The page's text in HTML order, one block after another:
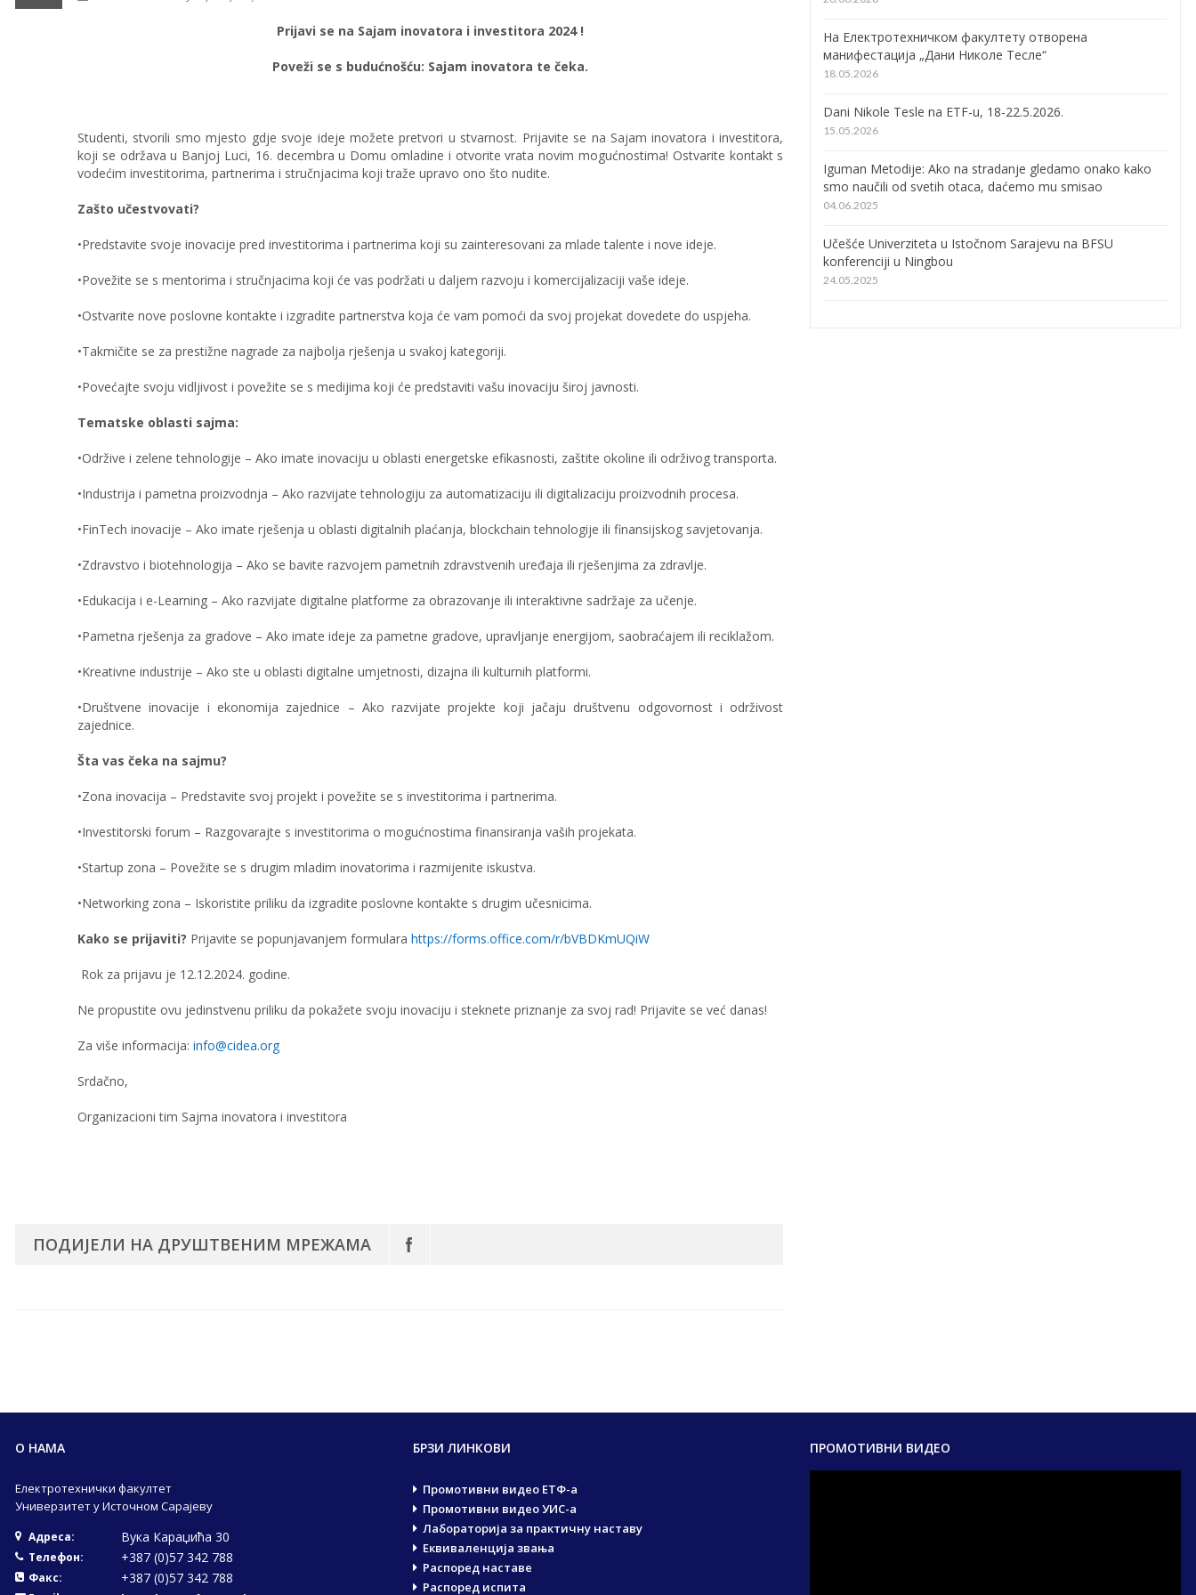
Prijavi se na Sajam inovatora i investitora 2024 !
Poveži se s budućnošću: Sajam inovatora te čeka.
Studenti, stvorili smo mjesto gdje svoje ideje možete pretvori u stvarnost. Prijavite se na Sajam inovatora i investitora,
koji se održava u Banjoj Luci, 16. decembra u Domu omladine i otvorite vrata novim mogućnostima! Ostvarite kontakt s
vodećim investitorima, partnerima i stručnjacima koji traže upravo ono što nudite.
Zašto učestvovati?
•Predstavite svoje inovacije pred investitorima i partnerima koji su zainteresovani za mlade talente i nove ideje.
•Povežite se s mentorima i stručnjacima koji će vas podržati u daljem razvoju i komercijalizaciji vaše ideje.
•Ostvarite nove poslovne kontakte i izgradite partnerstva koja će vam pomoći da svoj projekat dovedete do uspjeha.
•Takmičite se za prestižne nagrade za najbolja rješenja u svakoj kategoriji.
•Povećajte svoju vidljivost i povežite se s medijima koji će predstaviti vašu inovaciju široj javnosti.
Tematske oblasti sajma:
•Održive i zelene tehnologije – Ako imate inovaciju u oblasti energetske efikasnosti, zaštite okoline ili održivog transporta.
•Industrija i pametna proizvodnja – Ako razvijate tehnologiju za automatizaciju ili digitalizaciju proizvodnih procesa.
•FinTech inovacije – Ako imate rješenja u oblasti digitalnih plaćanja, blockchain tehnologije ili finansijskog savjetovanja.
•Zdravstvo i biotehnologija – Ako se bavite razvojem pametnih zdravstvenih uređaja ili rješenjima za zdravlje.
•Edukacija i e-Learning – Ako razvijate digitalne platforme za obrazovanje ili interaktivne sadržaje za učenje.
•Pametna rješenja za gradove – Ako imate ideje za pametne gradove, upravljanje energijom, saobraćajem ili reciklažom.
•Kreativne industrije – Ako ste u oblasti digitalne umjetnosti, dizajna ili kulturnih platformi.
•Društvene inovacije i ekonomija zajednice – Ako razvijate projekte koji jačaju društvenu odgovornost i održivost
zajednice.
Šta vas čeka na sajmu?
•Zona inovacija – Predstavite svoj projekt i povežite se s investitorima i partnerima.
•Investitorski forum – Razgovarajte s investitorima o mogućnostima finansiranja vaših projekata.
•Startup zona – Povežite se s drugim mladim inovatorima i razmijenite iskustva.
•Networking zona – Iskoristite priliku da izgradite poslovne kontakte s drugim učesnicima.
Kako se prijaviti? Prijavite se popunjavanjem formulara https://forms.office.com/r/bVBDKmUQiW
Rok za prijavu je 12.12.2024. godine.
Ne propustite ovu jedinstvenu priliku da pokažete svoju inovaciju i steknete priznanje za svoj rad! Prijavite se već danas!
Za više informacija: info@cidea.org
Srdačno,
Organizacioni tim Sajma inovatora i investitora
ПОДИЈЕЛИ НА ДРУШТВЕНИМ МРЕЖАМА
На Електротехничком факултету отворена
манифестација „Дани Николе Тесле“
18.05.2026
Dani Nikole Tesle na ETF-u, 18-22.5.2026.
15.05.2026
Iguman Metodije: Ako na stradanje gledamo onako kako
smo naučili od svetih otaca, daćemo mu smisao
04.06.2025
Učešće Univerziteta u Istočnom Sarajevu na BFSU
konferenciji u Ningbou
24.05.2025
О НАМА
Електротехнички факултет
Универзитет у Источном Сарајеву
Адреса: Вука Караџића 30
Телефон: +387 (0)57 342 788
Факс: +387 (0)57 342 788
БРЗИ ЛИНКОВИ
Промотивни видео ЕТФ-а
Промотивни видео УИС-а
Лабораторија за практичну наставу
Еквиваленција звања
Распоред наставе
Распоред испита
ПРОМОТИВНИ ВИДЕО